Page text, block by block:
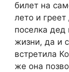
билет на
лето и
поселка дед
жизни, да и
встретила
же она